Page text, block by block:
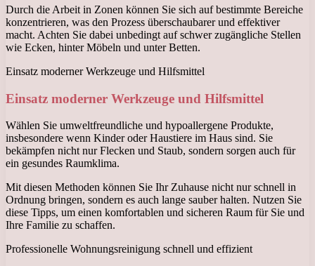
Durch die Arbeit in Zonen können Sie sich auf bestimmte Bereiche
konzentrieren, was den Prozess überschaubarer und effektiver
macht. Achten Sie dabei unbedingt auf schwer zugängliche Stellen
wie Ecken, hinter Möbeln und unter Betten.
Einsatz moderner Werkzeuge und Hilfsmittel
Einsatz moderner Werkzeuge und Hilfsmittel
Wählen Sie umweltfreundliche und hypoallergene Produkte,
insbesondere wenn Kinder oder Haustiere im Haus sind. Sie
bekämpfen nicht nur Flecken und Staub, sondern sorgen auch für
ein gesundes Raumklima.
Mit diesen Methoden können Sie Ihr Zuhause nicht nur schnell in
Ordnung bringen, sondern es auch lange sauber halten. Nutzen Sie
diese Tipps, um einen komfortablen und sicheren Raum für Sie und
Ihre Familie zu schaffen.
Professionelle Wohnungsreinigung schnell und effizient